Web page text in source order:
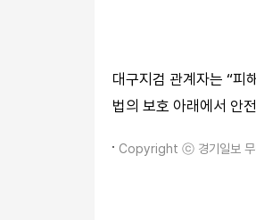
대구지검 관계자는 “피
법의 보호 아래에서 안
Copyright ⓒ 경기일보 무